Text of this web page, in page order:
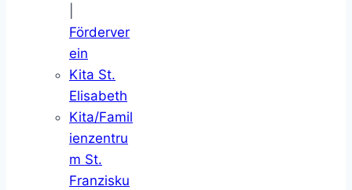
Förderver
ein
Kita St.
Elisabeth
Kita/Famil
ienzentru
m St.
Franzisku